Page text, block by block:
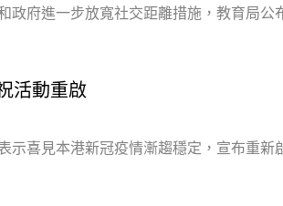
政府進一步放寬社交距離措施，教育局公
活動重啟
示喜見本港新冠疫情漸趨穩定，宣布重新